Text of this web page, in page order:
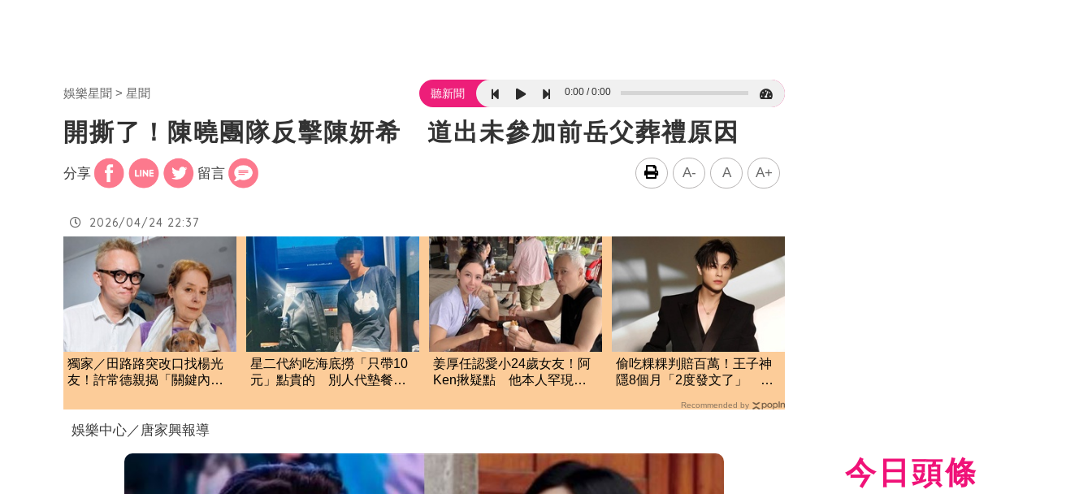
娛樂星聞 星聞 聽新聞 0:00 0:00
開撕了！陳曉團隊反擊陳妍希 道出未參加前岳父葬禮原因
分享 留言 A- A A+
2026/04/24 22:37
獨家／田路路突改口找楊光
友！許常德親揭「關鍵內
星二代約吃海底撈「只帶10
元」點貴的 別人代墊餐費
姜厚任認愛小24歲女友！阿
Ken揪疑點 他本人罕現身6
偷吃粿粿判賠百萬！王子神
隱8個月「2度發文了」 最
Recommended by
娛樂中心／唐家興報導
今日頭條